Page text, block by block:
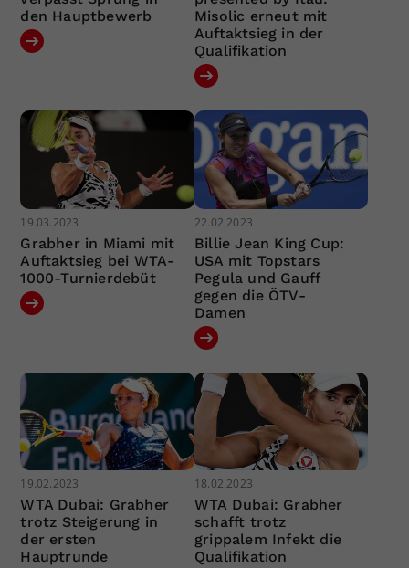
den Hauptbewerb
Misolic erneut mit
Auftaktsieg in der
Qualifikation
19.03.2023
Grabher in Miami mit
Auftaktsieg bei WTA-
1000-Turnierdebüt
22.02.2023
Billie Jean King Cup:
USA mit Topstars
Pegula und Gauff
gegen die ÖTV-
Damen
19.02.2023
WTA Dubai: Grabher
trotz Steigerung in
der ersten
Hauptrunde
18.02.2023
WTA Dubai: Grabher
schafft trotz
grippalem Infekt die
Qualifikation